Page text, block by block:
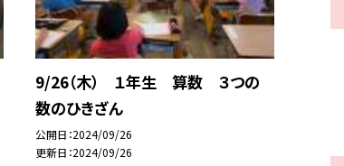
9/26（木） １年生 算数 ３つの
数のひきざん
公開日 2024/09/26
更新日 2024/09/26